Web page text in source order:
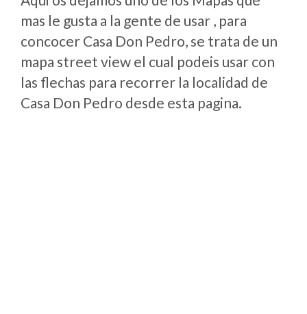
mas le gusta a la gente de usar , para
concocer Casa Don Pedro, se trata de un
mapa street view el cual podeis usar con
las flechas para recorrer la localidad de
Casa Don Pedro desde esta pagina.